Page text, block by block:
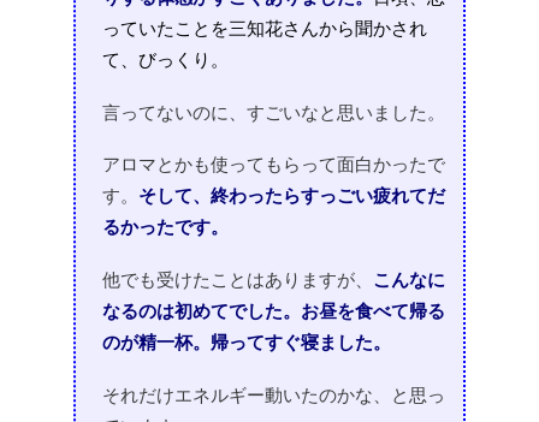
っていたことを三知花さんから聞かされ
て、びっくり。
言ってないのに、すごいなと思いました。
アロマとかも使ってもらって面白かったで
す。 そして、終わったらすっごい疲れてだ
るかったです。
他でも受けたことはありますが、 こんなに
なるのは初めてでした。 お昼を食べて帰る
のが精一杯。帰ってすぐ寝ました。
それだけエネルギー動いたのかな、と思っ